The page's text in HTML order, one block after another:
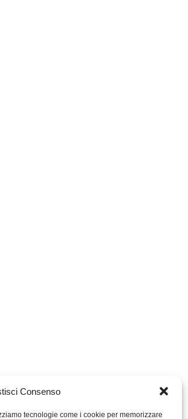
Consenso
tecnologie come i cookie per memorizzare